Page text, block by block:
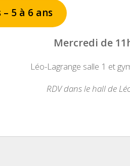
5 à 6 ans
Mercredi de
Léo-Lagrange salle 1 et
RDV dans le hall de